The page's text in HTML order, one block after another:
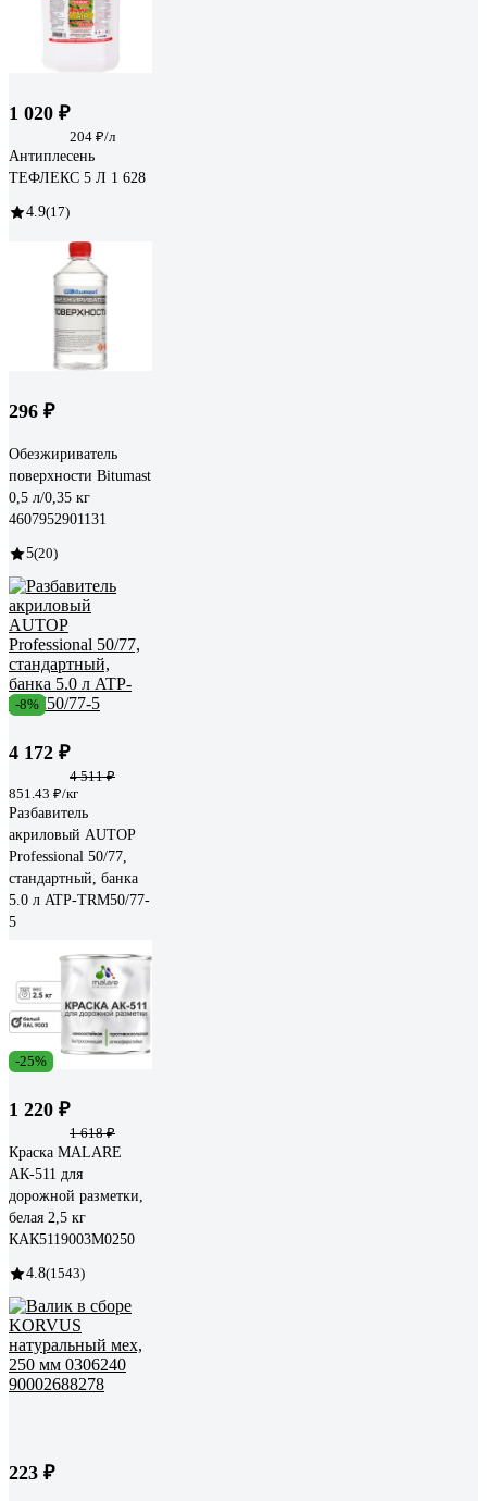
1 020 ₽
204 ₽/л
Антиплесень
ТЕФЛЕКС 5 Л 1 628
4.9(17)
296 ₽
Обезжириватель
поверхности Bitumast
0,5 л/0,35 кг
4607952901131
5(20)
-8%
4 172 ₽
4 511 ₽
851.43 ₽/кг
Разбавитель
акриловый AUTOP
Professional 50/77,
стандартный, банка
5.0 л ATP-TRM50/77-
5
-25%
1 220 ₽
1 618 ₽
Краска MALARE
АК-511 для
дорожной разметки,
белая 2,5 кг
КАК5119003М0250
4.8(1543)
223 ₽